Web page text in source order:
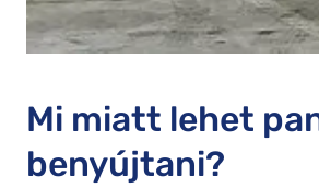
Mi miatt lehet
benyújtani?